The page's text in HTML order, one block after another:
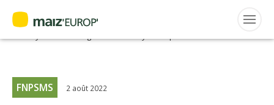
ACTUALITÉS
Accueil >Maiz'Europ'>
L’été dans les champs de maïs :
FNPSMS 2 août 2022